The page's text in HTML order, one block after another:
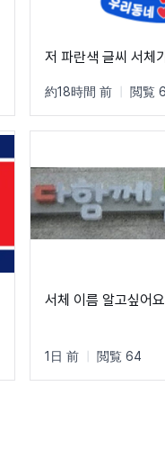
저 파란색 글씨 서체
約18時間 前 閲覧
서체 이름 알고싶어
1日 前 閲覧 64